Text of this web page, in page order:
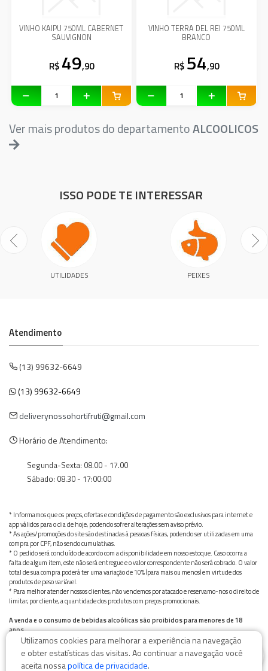
VINHO KAIPU 750ML CABERNET
SAUVIGNON
R$ 49,90
VINHO TERRA DEL REI 750ML
BRANCO
R$ 54,90
Ver mais produtos do departamentoALCOOLICOS
ISSO PODE TE INTERESSAR
UTILIDADES PEIXES
Atendimento
(13) 99632-6649
(13) 99632-6649
deliverynossohortifruti@gmail.com
Horário de Atendimento:
Segunda-Sexta: 08.00 - 17.00
Sábado: 08.30 - 17:00:00
* Informamos que os preços, ofertas e condições de pagamento são exclusivos para internet e
app válidos para o dia de hoje, podendo sofrer alterações sem aviso prévio.
* As ações/promoções do site são destinadas à pessoas físicas, podendo ser utilizadas em uma
compra por CPF, não sendo cumulativas.
* O pedido será concluído de acordo com a disponibilidade em nosso estoque. Caso ocorra a
falta de algum item, este não será entregue e o valor correspondente não será cobrado. O valor
total de sua compra poderá ter uma variação de 10% (para mais ou menos) em virtude dos
produtos de peso variável.
* Para melhor atender nossos clientes, não vendemos por atacado e reservamo-nos o direito de
limitar, por cliente, a quantidade dos produtos com preços promocionais.
A venda e o consumo de bebidas alcoólicas são proibidos para menores de 18
anos.
Bebida alcoólica pode causar dependência química e, em excesso, provoca graves males à saúde.
Beba com moderação
Utilizamos cookies para melhorar a experiência na navegação
e obter estatísticas das visitas. Ao continuar a navegação você
aceita nossapolítica de privacidade.